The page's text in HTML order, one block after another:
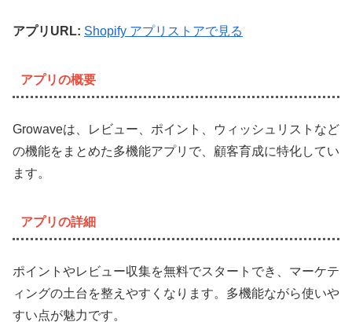
アプリURL: Shopify アプリストアで見る
アプリの概要
Growaveは、レビュー、ポイント、ウィッシュリストなど
の機能をまとめた多機能アプリで、顧客育成に特化してい
ます。
アプリの詳細
ポイントやレビュー収集を無料でスタートでき、マーケテ
ィングの土台を整えやすくなります。多機能ながら使いや
すい点が魅力です。